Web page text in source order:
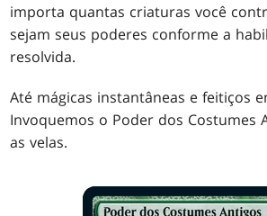
importa quantas criaturas você
sejam seus poderes conforme a
resolvida.
Até mágicas instantâneas e feitiços
Invoquemos o Poder dos Costumes
as velas.